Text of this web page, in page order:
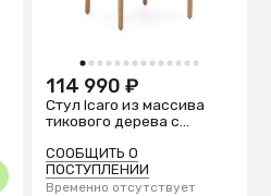
1 2 3 4 5 6 7 8 9 1011121314
114 990 ₽
Стул Icaro из массива
тикового дерева с
СООБЩИТЬ О
ПОСТУПЛЕНИИ
Временно отсутствует